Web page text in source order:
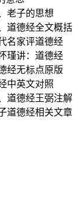
老子的思想
道德经全文概括
名家评道德经
瑾讲：道德经
经无标点原版
中英文对照
道德经王弼注解
道德经相关文章